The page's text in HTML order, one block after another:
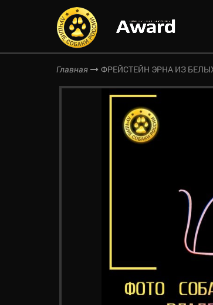
Главная ФРЕЙСТЕЙН ЭРНА ИЗ